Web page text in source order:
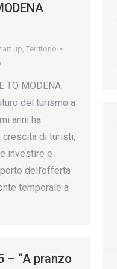
up, Territorio
TO MODENA
del turismo a
anni ha
di turisti,
investire e
dell’offerta
temporale a
– “A pranzo